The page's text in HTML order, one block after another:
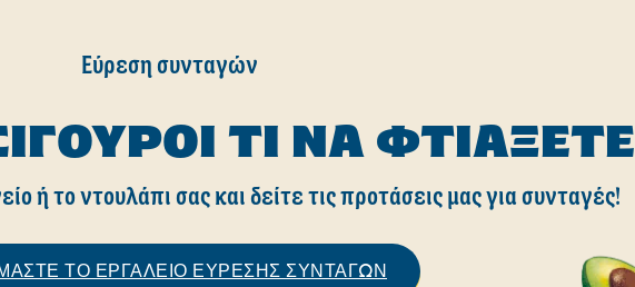
Εύρεση συνταγών
ΤΙ ΝΑ ΦΤΙΆΞΕΤΕ
ή το ντουλάπι σας και δείτε τις προτάσεις μας για συνταγές!
ΤΟ ΕΡΓΑΛΕΙΟ ΕΥΡΕΣΗΣ ΣΥΝΤΑΓΩΝ